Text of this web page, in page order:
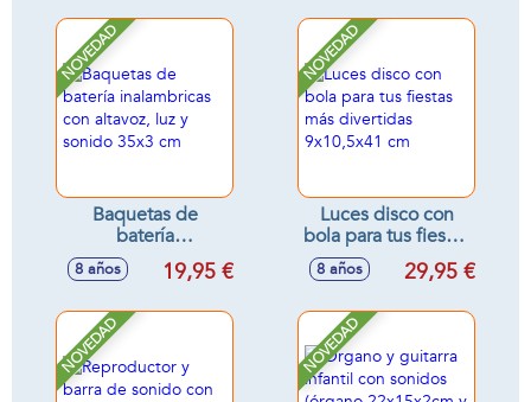
2,2x24,5x14 cm
NOVEDAD
Baquetas de
batería
inalambricas con
altavoz, luz y
8 años 19,95 €
NOVEDAD
Luces disco con
bola para tus fiestas
más divertidas
9x10,5x41 cm
8 años 29,95 €
NOVEDAD NOVEDAD